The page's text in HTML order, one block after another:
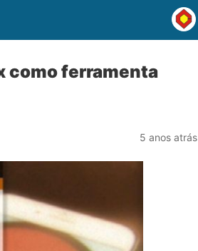
como ferramenta
5 anos atrás